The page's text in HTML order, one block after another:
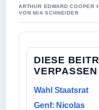
ARTHUR EDWARD COOPER
VON MIA SCHNEIDER
DIESE
VERPASSEN
Wahl Staatsrat
Genf: Nicolas